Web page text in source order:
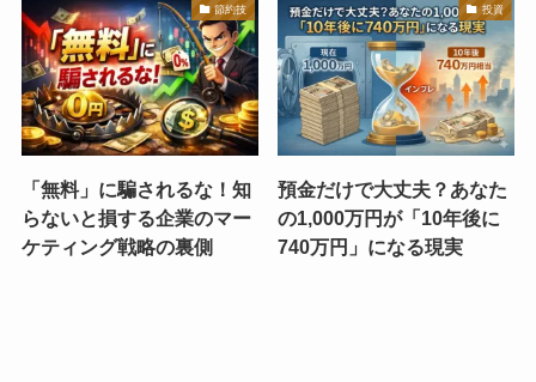
節約技
「無料」に騙されるな！知
らないと損する企業のマー
ケティング戦略の裏側
投資
預金だけで大丈夫？あなた
の1,000万円が「10年後に
740万円」になる現実